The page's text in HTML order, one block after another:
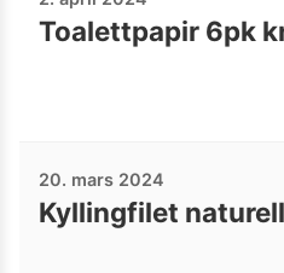
Toalettpapir 6pk
20. mars 2024
Kyllingfilet